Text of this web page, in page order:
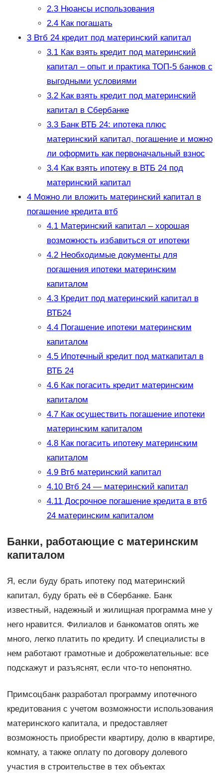
2.3Нюансы использования
2.4Как погашать
3Втб 24 кредит под материнский капитал
3.1Как взять кредит под материнский
капитал – опыт и практика ТОП-5 банков с
выгодными условиями
3.2Как взять кредит под материнский
капитал в Сбербанке
3.3Банк ВТБ 24: ипотека плюс
материнский капитал, погашение и можно
ли оформить как первоначальный взнос
3.4Как взять ипотеку в ВТБ 24 под
материнский капитал
4Можно ли вложить материнский капитал в
погашение кредита втб
4.1Материнский капитал – хорошая
возможность избавиться от ипотеки
4.2Необходимые документы для
погашения ипотеки материнским
капиталом
4.3Кредит под материнский капитал в
ВТБ24
4.4Погашение ипотеки материнским
капиталом
4.5Ипотечный кредит под маткапитал в
ВТБ 24
4.6Как погасить кредит материнским
капиталом
4.7Как осуществить погашение ипотеки
материнским капиталом
4.8Как погасить ипотеку материнским
капиталом
4.9Втб материнский капитал
4.10Втб 24 — материнский капитал
4.11Досрочное погашение кредита в втб
24 материнским капиталом
Банки, работающие с материнским
капиталом
Я, если буду брать ипотеку под материнский
капитал, буду брать её в Сбербанке. Банк
известный, надежный и жилищная программа мне у
него нравится. Филиалов и банкоматов опять же
много, легко платить по кредиту. И специалисты в
нем работают грамотные и доброжелательные: все
подскажут и разъяснят, если что-то непонятно.
Примсоцбанк разработал программу ипотечного
кредитования с учетом возможности использования
материнского капитала, и предоставляет
возможность приобрести квартиру, долю в квартире,
комнату, а также оплату по договору долевого
участия в строительстве в тех объектах